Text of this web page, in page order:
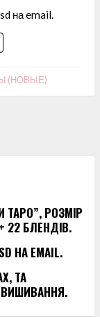
на email.
(НОВЫЕ)
РОЗМІР
22 БЛЕНДІВ.
НА EMAIL.
ТА